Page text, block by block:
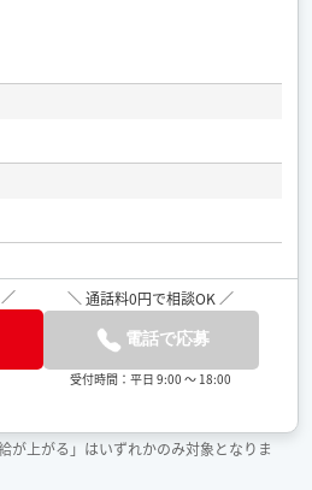
＼ 通話料0円で相談OK ／
電話で応募
受付時間：平日 9:00 ～ 18:00
上がる」はいずれかのみ対象となりま